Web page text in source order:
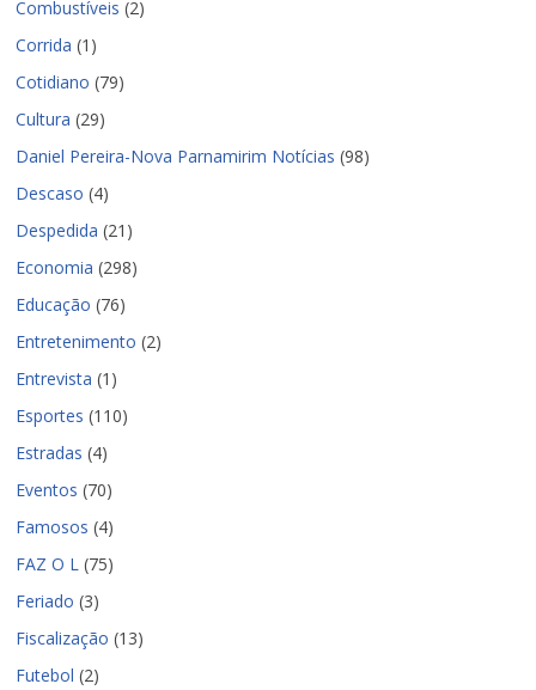
Combustíveis (2)
Corrida (1)
Cotidiano (79)
Cultura (29)
Daniel Pereira-Nova Parnamirim Notícias (98)
Descaso (4)
Despedida (21)
Economia (298)
Educação (76)
Entretenimento (2)
Entrevista (1)
Esportes (110)
Estradas (4)
Eventos (70)
Famosos (4)
FAZ O L (75)
Feriado (3)
Fiscalização (13)
Futebol (2)